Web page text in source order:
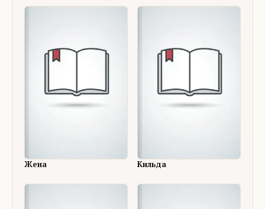
Жена Кильда